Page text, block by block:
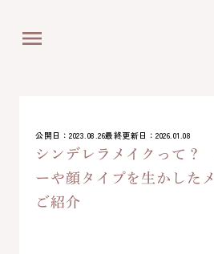
menu
公開日：2023.08.26最終更新日：2026.01.08
シンデレラメイクって？
ーや顔タイプを生かした
ご紹介